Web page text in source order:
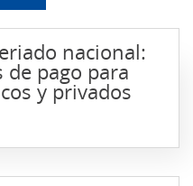
nacional:
de pago para
y privados